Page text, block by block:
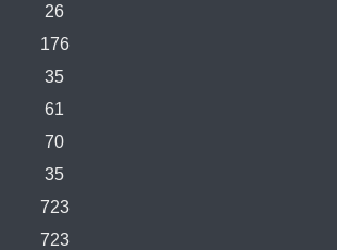
26
176
35
61
70
35
723
723